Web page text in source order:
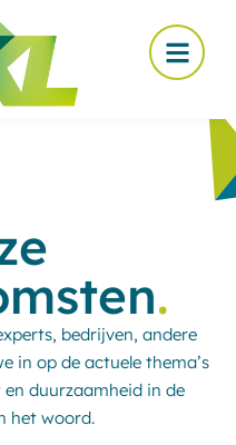
.
bedrijven, andere
in op de actuele thema’s
duurzaamheid in de
het woord.